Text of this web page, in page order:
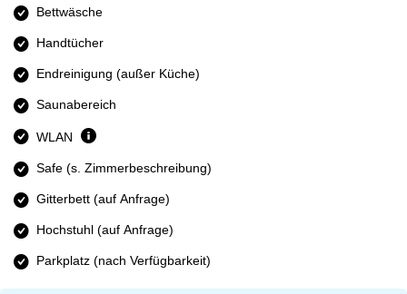
Bettwäsche
Handtücher
Endreinigung (außer Küche)
Saunabereich
WLAN
Safe (s. Zimmerbeschreibung)
Gitterbett (auf Anfrage)
Hochstuhl (auf Anfrage)
Parkplatz (nach Verfügbarkeit)